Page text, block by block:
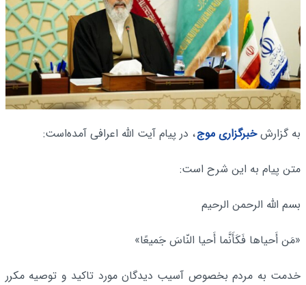
به گزارشخبرگزاری موج، در پیام آیت الله اعرافی آمده‌است:
متن پیام به این شرح است:
بسم الله الرحمن الرحیم
«مَن أَحیاها فَکَأَنَّما أَحیا النّاسَ جَمیعًا»
خدمت به مردم بخصوص آسیب دیدگان مورد تاکید و توصیه مکرر